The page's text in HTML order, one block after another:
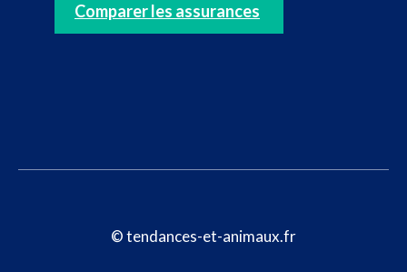
Comparer les assurances
© tendances-et-animaux.fr